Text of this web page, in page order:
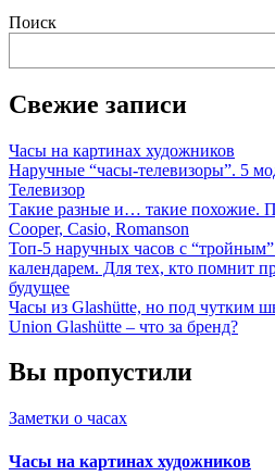
Поиск
Свежие записи
Часы на картинах художников
Наручные “часы-телевизоры”. 5
Телевизор
Такие разные и… такие похожие.
Cooper, Casio, Romanson
Топ-5 наручных часов с
календарем. Для тех, кто помнит
будущее
Часы из Glashütte, но под чутким
Union Glashütte – что за бренд?
Вы пропустили
Заметки о часах
Часы на картинах художников